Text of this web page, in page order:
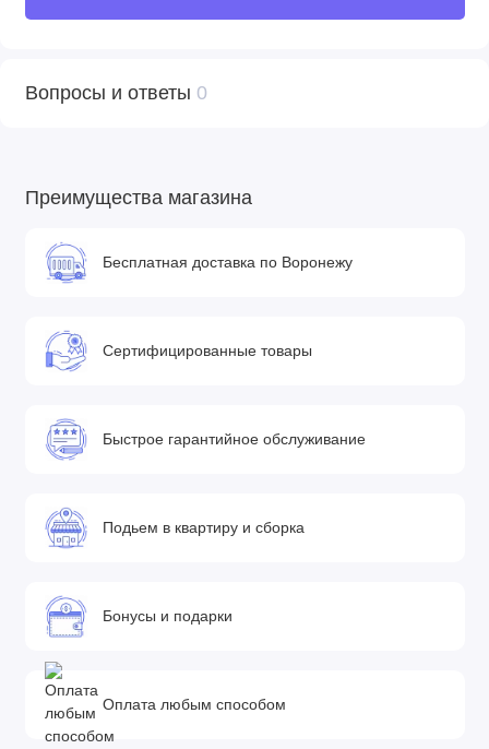
Вопросы и ответы 0
Преимущества магазина
Бесплатная доставка по Воронежу
Сертифицированные товары
Быстрое гарантийное обслуживание
Подьем в квартиру и сборка
Бонусы и подарки
Оплата любым способом